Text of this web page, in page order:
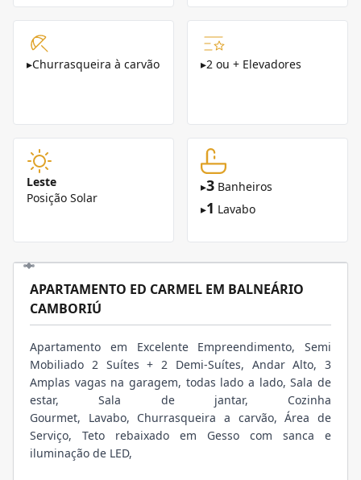
▸Churrasqueira à carvão ▸2 ou + Elevadores
Leste
Posição Solar
▸3 Banheiros
▸1 Lavabo
APARTAMENTO ED CARMEL EM BALNEÁRIO
CAMBORIÚ
Apartamento em Excelente Empreendimento, Semi
Mobiliado 2 Suítes + 2 Demi-Suítes, Andar Alto, 3
Amplas vagas na garagem, todas lado a lado, Sala de
estar, Sala de jantar, Cozinha
Gourmet, Lavabo, Churrasqueira a carvão, Área de
Serviço, Teto rebaixado em Gesso com sanca e
iluminação de LED,